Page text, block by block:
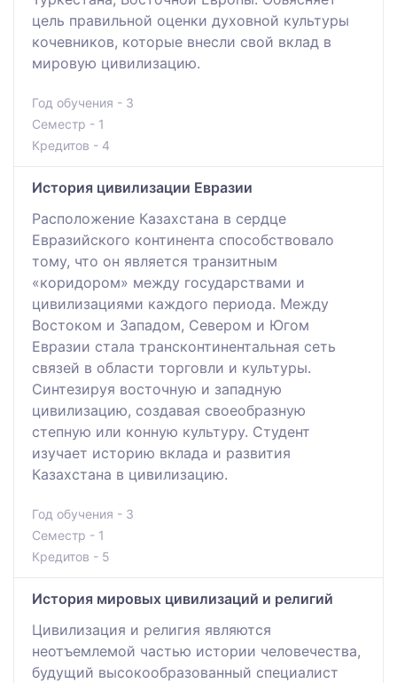
цель правильной оценки духовной культуры
кочевников, которые внесли свой вклад в
мировую цивилизацию.
Год обучения - 3
Семестр - 1
Кредитов - 4
История цивилизации Евразии
Расположение Казахстана в сердце
Евразийского континента способствовало
тому, что он является транзитным
«коридором» между государствами и
цивилизациями каждого периода. Между
Востоком и Западом, Севером и Югом
Евразии стала трансконтинентальная сеть
связей в области торговли и культуры.
Синтезируя восточную и западную
цивилизацию, создавая своеобразную
степную или конную культуру. Студент
изучает историю вклада и развития
Казахстана в цивилизацию.
Год обучения - 3
Семестр - 1
Кредитов - 5
История мировых цивилизаций и религий
Цивилизация и религия являются
неотъемлемой частью истории человечества,
будущий высокообразованный специалист